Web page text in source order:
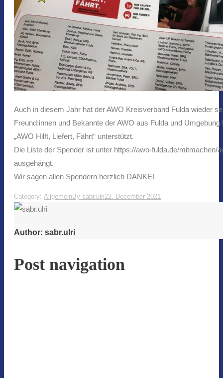
​Auch in diesem Jahr hat der AWO Kreisverband Fulda wieder
Freund:innen und Bekannte der AWO aus Fulda und
„AWO Hilft, Liefert, Fährt“ unterstützt.
Die Liste der Spender ist unter https://awo-fulda.de/
ausgehängt.
Wir sagen allen Spendern herzlich DANKE!
Category: AllgemeinBy sabr.ulri22. December 2021
Author: sabr.ulri
Post navigation